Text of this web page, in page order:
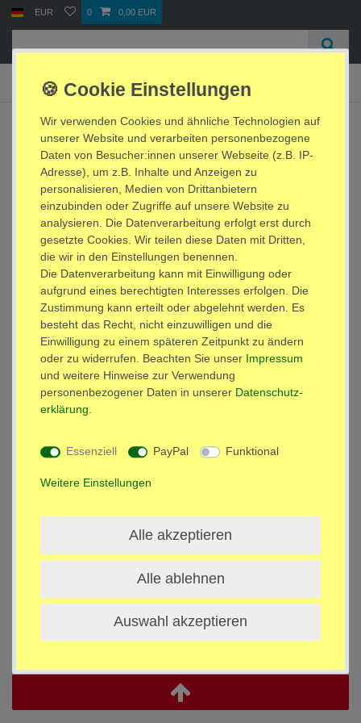
EUR 0 0,00 EUR
Keyboard-Ständer
Wir verwenden Cookies und ähnliche Technologien auf
unserer Website und verarbeiten personenbezogene
Daten von Besucher:innen unserer Webseite (z.B. IP-
Adresse), um z.B. Inhalte und Anzeigen zu
personalisieren, Medien von Drittanbietern
einzubinden oder Zugriffe auf unsere Website zu
analysieren. Die Datenverarbeitung erfolgt erst durch
gesetzte Cookies. Wir teilen diese Daten mit Dritten,
die wir in den Einstellungen benennen.
Die Datenverarbeitung kann mit Einwilligung oder
aufgrund eines berechtigten Interesses erfolgen. Die
Zustimmung kann erteilt oder abgelehnt werden. Es
besteht das Recht, nicht einzuwilligen und die
Einwilligung zu einem späteren Zeitpunkt zu ändern
oder zu widerrufen. Beachten Sie unser Impressum
und weitere Hinweise zur Verwendung
personenbezogener Daten in unserer Daten­schutz­
erklärung
Essenziell PayPal Funktional
Weitere Einstellungen
Alle akzeptieren
Alle ablehnen
Auswahl akzeptieren
Shop Zahlungsarten
Vorkasse / Banküberweisung
PayPal / Express / Plus
SEPA Lastschrift
Debit- oder Kreditkarte
BAR bei Abholung
Versand Info
Versand
Daten­schutz­erklärung
Barrierefreiheitserklärung Widerrufs­recht
Vertrag widerrufen